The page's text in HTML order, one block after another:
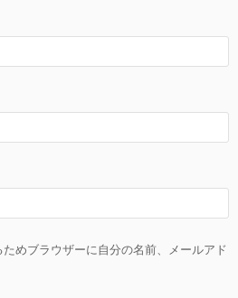
めブラウザーに自分の名前、メールアド